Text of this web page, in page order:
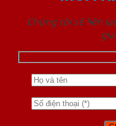
Chúng tôi sẽ liên